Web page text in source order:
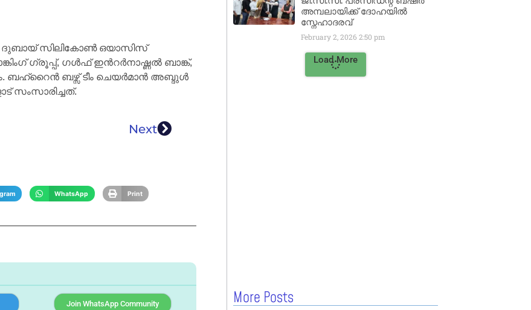
ദുബായ് സിലികോൺ ഒയാസിസ്
ഗ്രൂപ്പ്, ഗൾഫ് ഇൻറർനാഷ്ണൽ ബാങ്ക്,
ബഹ്റൈൻ ബഴ്സ് ടീം ചെയർമാൻ അബ്ദുൾ
സംസാരിച്ചത്.
Next
WhatsApp Print
Join WhatsApp Community
അമ്പലായിക്ക് ദോഹയിൽ
സ്നേഹാദരവ്
February 2, 2026 2:50 pm
Load More
More Posts